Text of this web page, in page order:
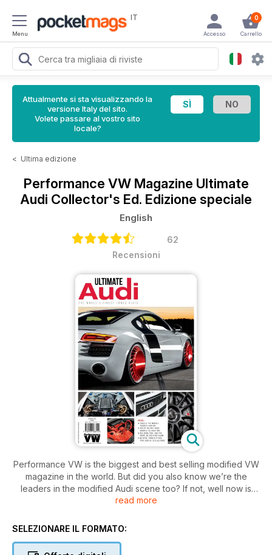
Menu
IT 0
Carrello
Accesso
Attualmente si sta visualizzando la
versione Italy del sito.
Volete passare al vostro sito
locale?
< Ultima edizione
Performance VW Magazine Ultimate
Audi Collector's Ed. Edizione speciale
English
62
Recensioni
Performance VW is the biggest and best selling modified VW
magazine in the world. But did you also know we’re the
leaders in the modified Audi scene too? If not, well now is
your chance to find out with Ultimate Audi, the latest
every month. Packed full with some of the best modified
absolute must-have for lovers of all things Inglostadt. From
read more
SELEZIONARE IL FORMATO: